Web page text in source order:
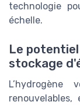
technologie
échelle.
Le
stockage